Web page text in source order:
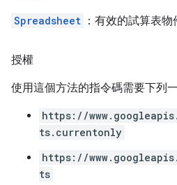
Spreadsheet ：有效的試算表物
授權
使用這個方法的指令碼需要下列
https://
ts.currentonly
https://
ts